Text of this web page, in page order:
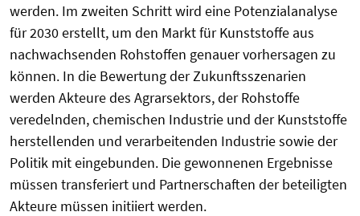
werden. Im zweiten Schritt wird eine Potenzialanalyse
für 2030 erstellt, um den Markt für Kunststoffe aus
nachwachsenden Rohstoffen genauer vorhersagen zu
können. In die Bewertung der Zukunftsszenarien
werden Akteure des Agrarsektors, der Rohstoffe
veredelnden, chemischen Industrie und der Kunststoffe
herstellenden und verarbeitenden Industrie sowie der
Politik mit eingebunden. Die gewonnenen Ergebnisse
müssen transferiert und Partnerschaften der beteiligten
Akteure müssen initiiert werden.